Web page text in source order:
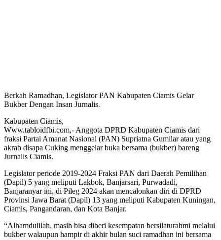
Berkah Ramadhan, Legislator PAN Kabupaten Ciamis Gelar
Bukber Dengan Insan Jurnalis.
Kabupaten Ciamis,
Www.tabloidfbi.com,- Anggota DPRD Kabupaten Ciamis dari
fraksi Partai Amanat Nasional (PAN) Supriatna Gumilar atau yang
akrab disapa Cuking menggelar buka bersama (bukber) bareng
Jurnalis Ciamis.
Legislator periode 2019-2024 Fraksi PAN dari Daerah Pemilihan
(Dapil) 5 yang meliputi Lakbok, Banjarsari, Purwadadi,
Banjaranyar ini, di Pileg 2024 akan mencalonkan diri di DPRD
Provinsi Jawa Barat (Dapil) 13 yang meliputi Kabupaten Kuningan,
Ciamis, Pangandaran, dan Kota Banjar.
“Alhamdulilah, masih bisa diberi kesempatan bersilaturahmi melalui
bukber walaupun hampir di akhir bulan suci ramadhan ini bersama